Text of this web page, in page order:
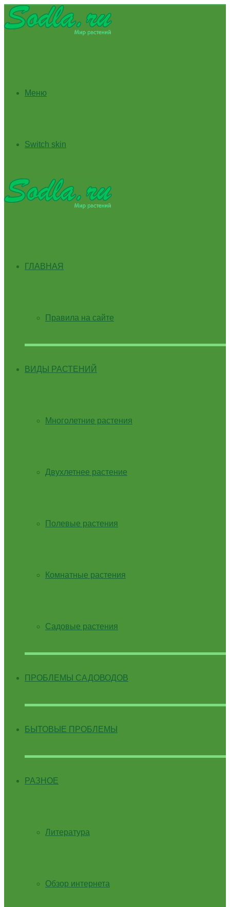
Меню
Switch skin
ГЛАВНАЯ
Правила на сайте
ВИДЫ РАСТЕНИЙ
Многолетние растения
Двухлетнее растение
Полевые растения
Комнатные растения
Садовые растения
ПРОБЛЕМЫ САДОВОДОВ
БЫТОВЫЕ ПРОБЛЕМЫ
РАЗНОЕ
Литература
Обзор интернета